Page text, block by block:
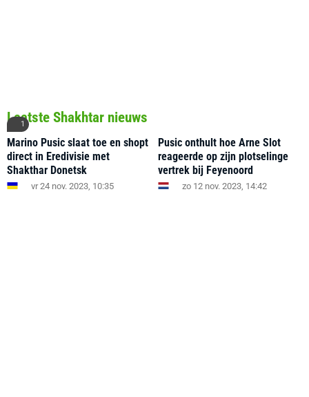
Laatste Shakhtar nieuws
1
Marino Pusic slaat toe en shopt
direct in Eredivisie met
Shakthar Donetsk
vr 24 nov. 2023, 10:35
Pusic onthult hoe Arne Slot
reageerde op zijn plotselinge
vertrek bij Feyenoord
zo 12 nov. 2023, 14:42